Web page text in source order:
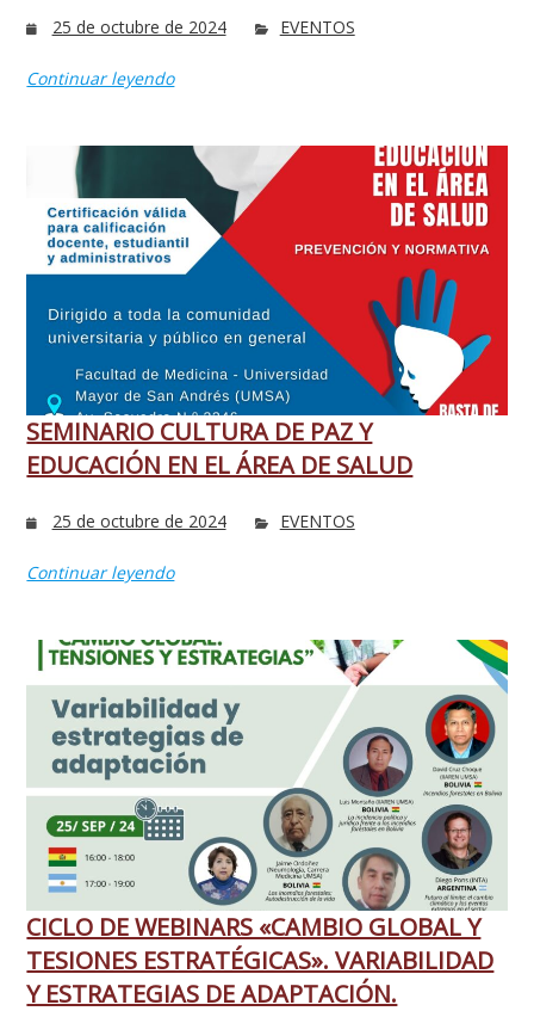
25 de octubre de 2024 EVENTOS
Continuar leyendo
SEMINARIO CULTURA DE PAZ Y
EDUCACIÓN EN EL ÁREA DE SALUD
25 de octubre de 2024 EVENTOS
Continuar leyendo
CICLO DE WEBINARS «CAMBIO GLOBAL Y
TESIONES ESTRATÉGICAS». VARIABILIDAD
Y ESTRATEGIAS DE ADAPTACIÓN.